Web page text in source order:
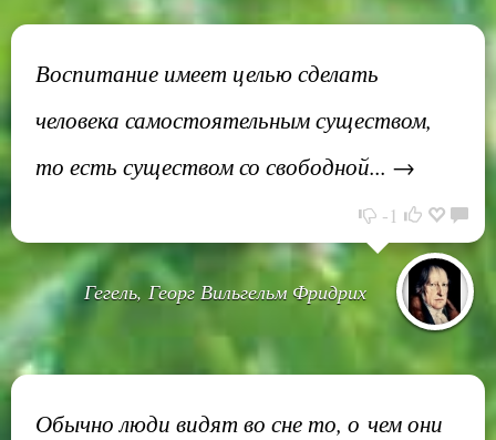
Воспитание имеет целью сделать
человека самостоятельным существом,
то есть существом со свободной... →
-1
Гегель, Георг Вильгельм Фридрих
Обычно люди видят во сне то, о чем они